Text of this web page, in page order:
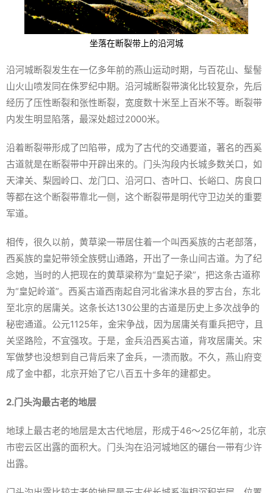
坐落在断裂带上的沿河城
沿河城断裂发生在一亿多年前的燕山运动时期，与百花山、髽髻
山火山喷发同在侏罗纪中期。沿河城断裂带演化比较复杂，先后
经历了压性断裂和张性断裂，宽度数十米至上百米不等。断裂带
内发生明显陷落，最深处超过2000米。
沿着断裂带形成了凹陷带，成为了古代的交通要道，著名的西奚
古道就是在断裂带中开辟出来的。门头沟段内长城多数关口，如
天津关、梨园岭口、龙门口、沿河口、杏叶口、长峪口、房良口
等都在这个断裂带靠北一侧，这个断裂带是明代守卫边关的重要
军道。
相传，很久以前，黄草梁一带居住着一个叫西奚族的古老部落，
西奚族的皇妃带领全族劈山通路，开出了一条山间古道。为了纪
念她，当时的人把现在的黄草梁称为“皇妃子梁”，把这条古道称
为“皇妃岭道”。西奚古道西南起自河北省涞水县的罗古台，东北
至北京的居庸关。这条长达130公里的古道是历史上多次战争的
秘密通道。公元1125年，金宋争战，因为居庸关有重兵把守，且
关坚路险，不宜强攻。于是，金兵沿西奚古道，背攻居庸关。宋
军做梦也没想到自己背后来了金兵，一溃而散。不久，燕山府变
成了金中都，北京开始了它八百五十多年的建都史。
2.门头沟最古老的地层
地球上最古老的地层是太古代地层，形成于46～25亿年前，北京
市密云区出露的面积大。门头沟在沿河城地区的碾台一带有少许
出露。